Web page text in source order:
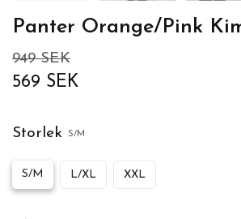
Panter Orange/Pink
949 SEK
569 SEK
Storlek S/M
S/M L/XL XXL